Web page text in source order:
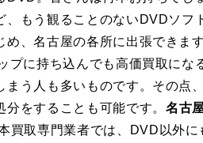
もう観ることのないDVDソ
め、名古屋の各所に出張でき
プに持ち込んでも高価買取に
う人も多いものです。その点
をすることも可能です。 名古
買取専門業者では、DVD以外